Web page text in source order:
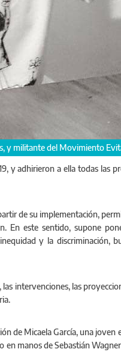
y militante del Movimiento
y adhirieron a ella todas las
de su implementación,
En este sentido, supone
y la discriminación,
intervenciones, las
de Micaela García, una joven
manos de Sebastián